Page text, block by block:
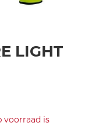
LIGHT
voorraad is